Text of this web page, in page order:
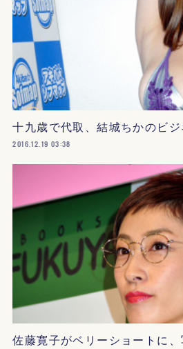
十九歳で代取、結城ちかのビ
2016.12.19 03:38
佐藤寛子がベリーショートに